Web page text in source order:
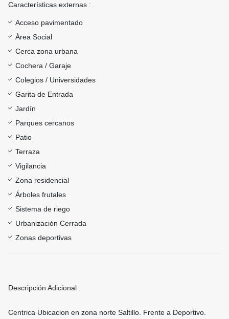
Características externas :
Acceso pavimentado
Área Social
Cerca zona urbana
Cochera / Garaje
Colegios / Universidades
Garita de Entrada
Jardín
Parques cercanos
Patio
Terraza
Vigilancia
Zona residencial
Árboles frutales
Sistema de riego
Urbanización Cerrada
Zonas deportivas
Descripción Adicional :
Centrica Ubicacion en zona norte Saltillo. Frente a Deportivo.